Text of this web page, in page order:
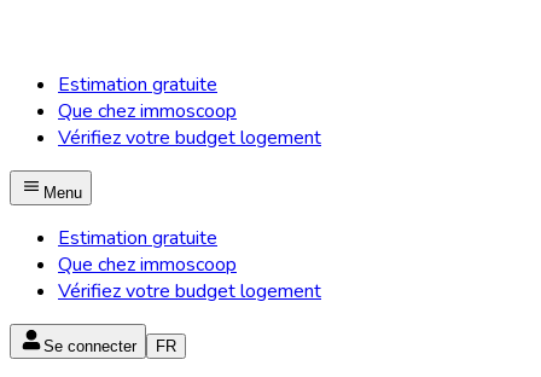
Estimation gratuite
Que chez immoscoop
Vérifiez votre budget logement
Menu
Estimation gratuite
Que chez immoscoop
Vérifiez votre budget logement
Se connecter FR